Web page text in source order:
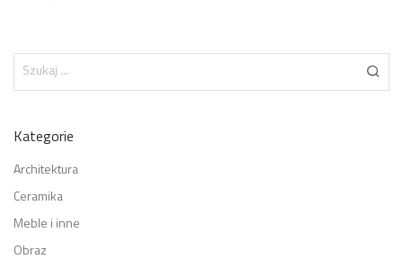
Kategorie
Architektura
Ceramika
Meble i inne
Obraz